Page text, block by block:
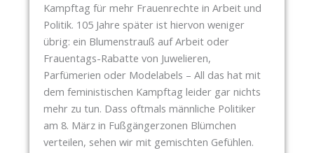
B
A
U
T
U
R
B
O
,
Kampftag für mehr Frauenrechte in Arbeit und
Politik. 105 Jahre später ist hiervon weniger
übrig: ein Blumenstrauß auf Arbeit oder
Frauentags-Rabatte von Juwelieren,
Parfümerien oder Modelabels – All das hat mit
dem feministischen Kampftag leider gar nichts
mehr zu tun. Dass oftmals männliche Politiker
am 8. März in Fußgängerzonen Blümchen
verteilen, sehen wir mit gemischten Gefühlen.